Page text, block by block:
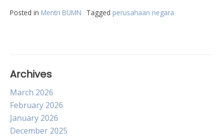
Posted in Mentri BUMN Tagged perusahaan negara
Archives
March 2026
February 2026
January 2026
December 2025